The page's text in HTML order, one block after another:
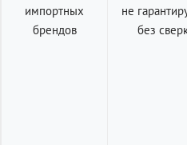
импортных
брендов
не
без